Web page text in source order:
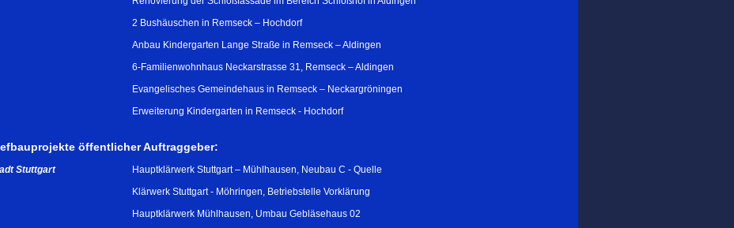
2 Bushäuschen in Remseck – Hochdorf
Anbau Kindergarten Lange Straße in Remseck – Aldingen
6-Familienwohnhaus Neckarstrasse 31, Remseck – Aldingen
Evangelisches Gemeindehaus in Remseck – Neckargröningen
Erweiterung Kindergarten in Remseck - Hochdorf
öffentlicher Auftraggeber:
Stuttgart
Hauptklärwerk Stuttgart – Mühlhausen, Neubau C - Quelle
Klärwerk Stuttgart - Möhringen, Betriebstelle Vorklärung
Hauptklärwerk Mühlhausen, Umbau Gebläsehaus 02